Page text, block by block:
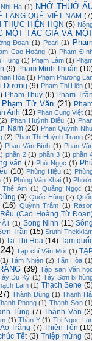
Nhi Hạ (1) NHỚ THUỞ
LÀNG QUÊ VIỆT NAM
THỰC HIỆN HQN (5)
MỘT TÁC GIẢ VÀ
Đoan (1) Pearl (1)
Cao Hoàng (1) Phạm
Hưng (1) Phạm Lâm (1)
(9) Phạm Minh Thuận
Hòa (1) Phạm Phương
Dương (9) Phạm Thị Liên
Phạm Thuý (6) Phạm
Phạm Tử Văn (21)
Anh (12) Phan Cung Việt
Phan Huỳnh Điểu (1)
Nam (20) Phan Quỳnh
(2) Phan Thị Huỳnh Trang
Phan Văn Bình (1) Phan
phần 2 (1) phần 3 (1) phần
vấn (7) Phú Ngọc (1)
(10) Phùng Hiệu (1)
(1) Phùng Văn Khai (1)
Thế Âm (1) Quảng Ngọc
(9) Quốc Hùng (2)
(16) Quỳnh Trâm (1)
Rêu (Cao Hoàng Từ
(1) Song Ninh (11)
Trần (15) Sruthi
Tạ Thị Hoa (14) Tam
Tạp chí Văn Mới (1)
(1) Tâm Nhiên (2) Tấn Hòa
(39) Tập san Văn
Du Ký (1) Tây Sơn bi
Lam (1) Thạch Sene
Thành Dũng (1) Thanh
Phong (1) Thanh Sơn
Tùng (7) Thành Văn
(1) Thần Y (1) Thi Ngọc
Trắng (7) Thiên Tôn
Tết (3) Thiệp mừng